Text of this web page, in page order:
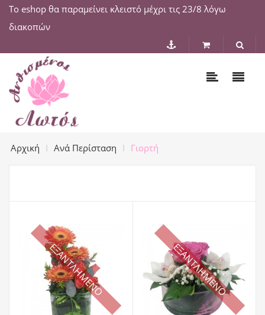
Το eshop θα παραμείνει κλειστό μέχρι τις 23/8 λόγω
διακοπών
Αρχική Ανά Περίσταση Γιορτή
ΕΞΑΝΤΛΗΜΕΝΟ ΕΞΑΝΤΛΗΜΕΝΟ